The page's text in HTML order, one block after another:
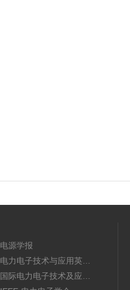
电源学报
电力电子技术与应用英文
学报(CPSS TPEA)
国际电力电子技术及应用